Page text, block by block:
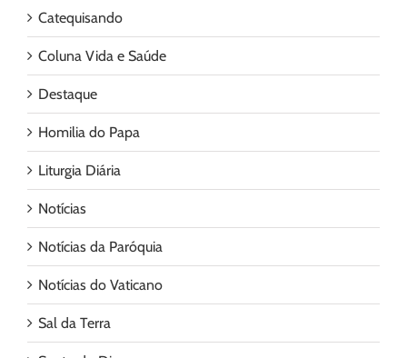
Catequisando
Coluna Vida e Saúde
Destaque
Homilia do Papa
Liturgia Diária
Notícias
Notícias da Paróquia
Notícias do Vaticano
Sal da Terra